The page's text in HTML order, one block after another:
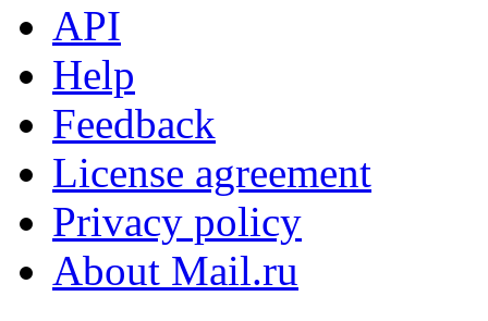
API
Help
Feedback
License agreement
Privacy policy
About Mail.ru